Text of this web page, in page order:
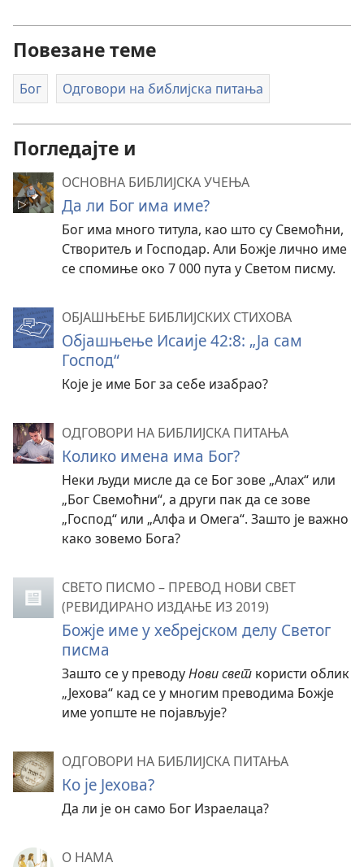
Повезане теме
Бог Одговори на библијска питања
Погледајте и
ОСНОВНА БИБЛИЈСКА УЧЕЊА
Да ли Бог има име?
Бог има много титула, као што су Свемоћни,
Створитељ и Господар. Али Божје лично име
се спомиње око 7 000 пута у Светом писму.
ОБЈАШЊЕЊЕ БИБЛИЈСКИХ СТИХОВА
Објашњење Исаије 42:8: „Ја сам
Господ“
Које је име Бог за себе изабрао?
ОДГОВОРИ НА БИБЛИЈСКА ПИТАЊА
Колико имена има Бог?
Неки људи мисле да се Бог зове „Алах“ или
„Бог Свемоћни“, а други пак да се зове
„Господ“ или „Алфа и Омега“. Зашто је важно
како зовемо Бога?
СВЕТО ПИСМО – ПРЕВОД НОВИ СВЕТ
(РЕВИДИРАНО ИЗДАЊЕ ИЗ 2019)
Божје име у хебрејском делу Светог
писма
Зашто се у преводуНови свет користи облик
„Јехова“ кад се у многим преводима Божје
име уопште не појављује?
ОДГОВОРИ НА БИБЛИЈСКА ПИТАЊА
Ко је Јехова?
Да ли је он само Бог Израелаца?
О НАМА